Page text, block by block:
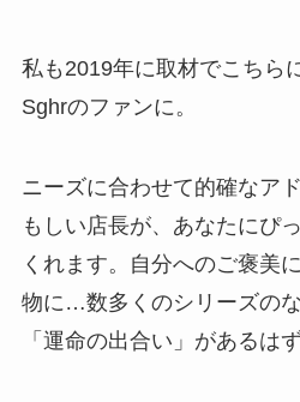
私も2019年に取材でこちら
Sghrのファンに。
ニーズに合わせて的確なア
もしい店長が、あなたにぴ
くれます。自分へのご褒美
物に…数多くのシリーズの
「運命の出合い」があるはず